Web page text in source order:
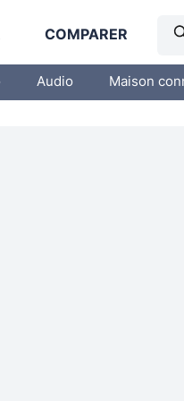
COMPARER
Audio Maison